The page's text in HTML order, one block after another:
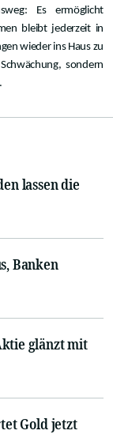
Es ermöglicht
bleibt jederzeit in
wieder ins Haus zu
sondern
lassen die
Banken
glänzt mit
Gold jetzt